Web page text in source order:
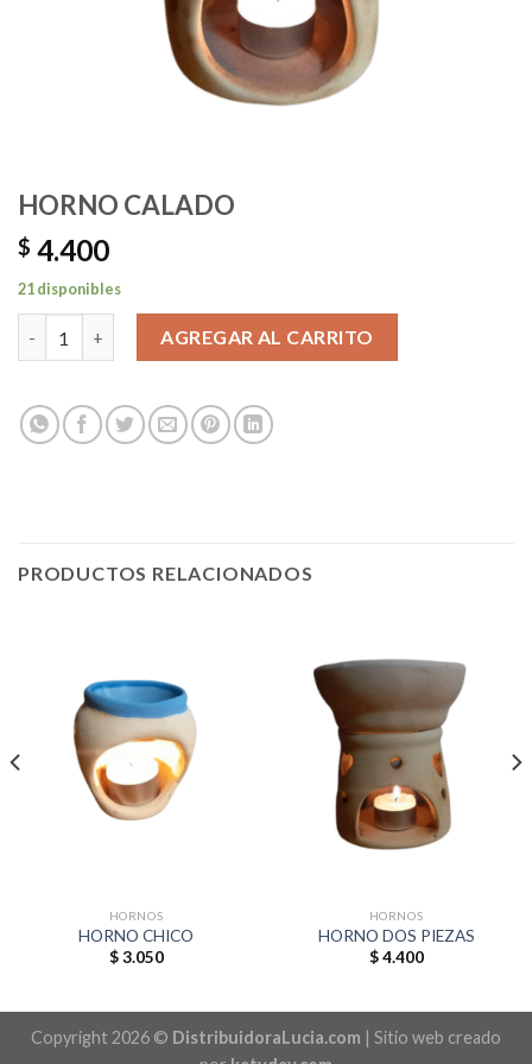
HORNO CALADO
$ 4.400
21 disponibles
AGREGAR AL CARRITO
PRODUCTOS RELACIONADOS
HORNOS
HORNO CHICO
$3.050
HORNOS
HORNO DOS PIEZAS
$4.400
Copyright 2026 © DistribuidoraLucia.com | Sitio web creado